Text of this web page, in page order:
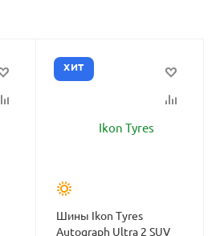
ХИТ
Шины Ikon Tyres
Autograph Ultra 2 SUV